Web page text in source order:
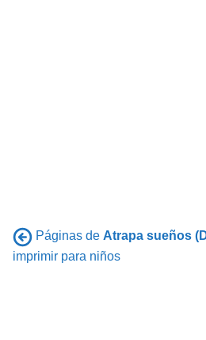
Páginas de Atrapa sueños
imprimir para niños